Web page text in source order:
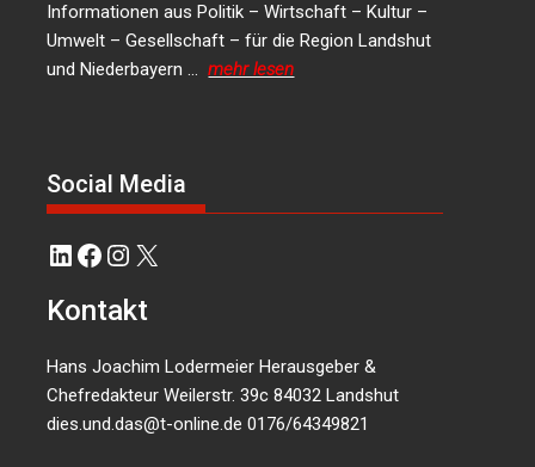
Informationen aus Politik – Wirtschaft – Kultur –
Umwelt – Gesellschaft – für die Region Landshut
und Niederbayern …mehr lesen
Social Media
LinkedIn
Facebook
Instagram
X
Kontakt
Hans Joachim Lodermeier Herausgeber &
Chefredakteur Weilerstr. 39c 84032 Landshut
dies.und.das@t-online.de 0176/64349821